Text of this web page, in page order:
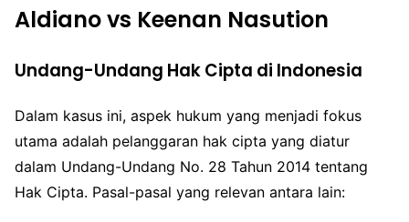
Aldiano vs Keenan Nasution
Undang-Undang Hak Cipta di Indonesia
Dalam kasus ini, aspek hukum yang menjadi fokus
utama adalah pelanggaran hak cipta yang diatur
dalam Undang-Undang No. 28 Tahun 2014 tentang
Hak Cipta. Pasal-pasal yang relevan antara lain: